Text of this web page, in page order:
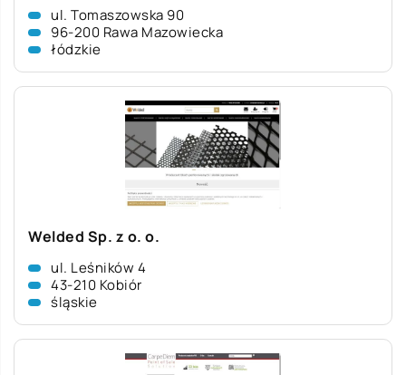
ul. Tomaszowska 90
96-200 Rawa Mazowiecka
łódzkie
Welded Sp. z o. o.
ul. Leśników 4
43-210 Kobiór
śląskie